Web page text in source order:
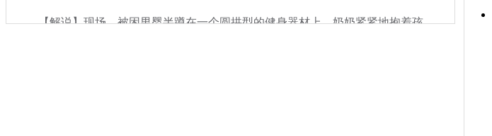
【解说】现场，被困男婴半蹲在一个圆拱型的健身器材上，奶奶紧紧地抱着孩